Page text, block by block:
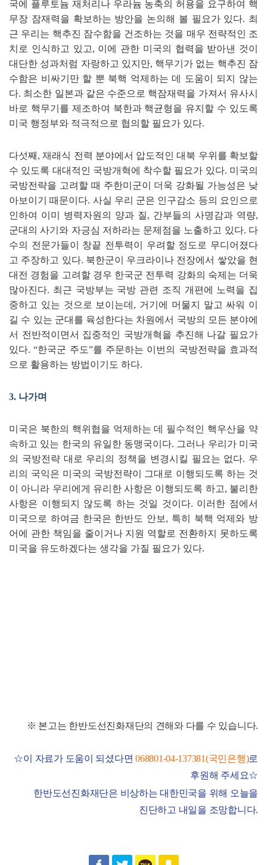
국에 플루토늄 재처리나 우라늄 농축의 허용을 요구하여 핵
무장 잠재력을 확보하는 방안을 논의해 볼 필요가 있다. 최
근 우리는 핵추진 잠수함을 건조하는 것을 매우 전략적인 조
치로 인식하고 있고, 이에 관한 미국의 협력을 받아낸 것이
대단한 성과처럼 자랑하고 있지만, 핵무기가 없는 핵추진 잠
수함은 비싸기만 할 뿐 북핵 억제하는 데 도움이 되지 않는
다. 최소한 일본과 같은 수준으로 핵잠재력을 가져서 유사시
바로 핵무기를 제조하여 북한과 핵균형을 유지할 수 있도록
미국 행정부와 적극적으로 협의할 필요가 있다.
다섯째 ,재래식 전력 분야에서 압도적인 대북 우위를 확보할
수 있도록 대대적인 국방개혁에 착수할 필요가 있다. 미국의
국방전략을 고려할 때 주한미군이 더욱 강화될 가능성은 낮
아보이기 때문이다. 사실 우리 군은 인구감소 등의 요인으로
인하여 이미 병력자원의 양과 질, 간부들의 사명감과 역량,
군대의 사기와 자긍심 저하라는 문제점을 노출하고 있다. 다
수의 전문가들이 창끝 전투력이 우려할 정도로 무디어졌다
고 주장하고 있다. 북한군이 우크라이나 전장에서 쌓았을 현
대전 경험을 고려할 경우 한국군 전투력 강화의 숙제는 더욱
많아진다. 최근 국방부는 국방 관련 조직 개편에 노력을 집
중하고 있는 것으로 보이는데 , 거기에 머물지 말고 싸워 이
길 수 있는 군대를 육성한다는 차원에서 국방의 모든 분야에
서 전반적이면서 집중적인 국방개혁을 추진해 나갈 필요가
있다.“한국군 주도”를 주문하는 이번의 국방전략을 효과적
으로 활용하는 방법이기도 하다.
3. 나가며
미국은 북한의 핵위협을 억제하는 데 필수적인 핵우산을 약
속하고 있는 한국의 유일한 동맹국이다. 그러나 우리가 미국
의 국방전략 대로 우리의 정책을 변경시킬 필요는 없다. 우
리의 국익은 미국의 국방전략이 그대로 이행되도록 하는 것
이 아니라 우리에게 유리한 사항은 이행되도록 하고, 불리한
사항은 이행되지 않도록 하는 것일 것이다. 이러한 점에서
미국으로 하여금 한국은 한반도 안보 , 특히 북핵 억제와 방
어에 관한 책임을 줄이거나 지원 역할로 전환하지 못하도록
미국을 유도하겠다는 생각을 가질 필요가 있다.
※ 본고는 한반도선진화재단의 견해와 다를 수 있습니다.
☆이 자료가 도움이 되셨다면068801-04-137381(국민은행)로
후원해 주세요☆
한반도선진화재단은 비상하는 대한민국을 위해 오늘을
진단하고 내일을 조망합니다.